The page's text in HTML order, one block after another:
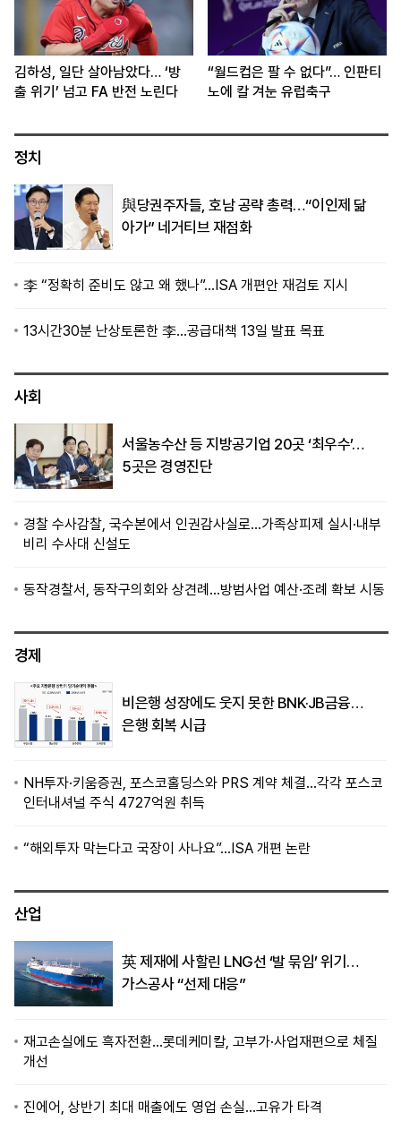
김하성, 일단 살아남았다… ‘방
출 위기’ 넘고 FA 반전 노린다
“월드컵은 팔 수 없다”… 인판티
노에 칼 겨눈 유럽축구
정치
與당권주자들, 호남 공략 총력…“이인제 닮
아가” 네거티브 재점화
李 “정확히 준비도 않고 왜 했나”…ISA 개편안 재검토 지시
13시간30분 난상토론한 李…공급대책 13일 발표 목표
사회
서울농수산 등 지방공기업 20곳 ‘최우수’…
5곳은 경영진단
경찰 수사감찰, 국수본에서 인권감사실로…가족상피제 실시·내부
비리 수사대 신설도
동작경찰서, 동작구의회와 상견례…방범사업 예산·조례 확보 시동
경제
비은행 성장에도 웃지 못한 BNK·JB금융…
은행 회복 시급
NH투자·키움증권, 포스코홀딩스와 PRS 계약 체결…각각 포스코
인터내셔널 주식 4727억원 취득
“해외투자 막는다고 국장이 사나요”…ISA 개편 논란
산업
英 제재에 사할린 LNG선 ‘발 묶임’ 위기…
가스공사 “선제 대응”
재고손실에도 흑자전환…롯데케미칼, 고부가·사업재편으로 체질
개선
진에어, 상반기 최대 매출에도 영업 손실…고유가 타격